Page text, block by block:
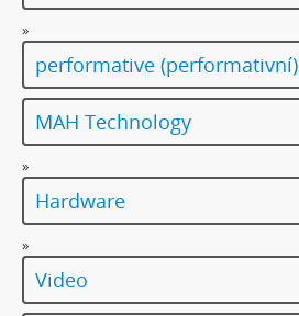
»
performative (performativní)
MAH Technology
»
Hardware
»
Video